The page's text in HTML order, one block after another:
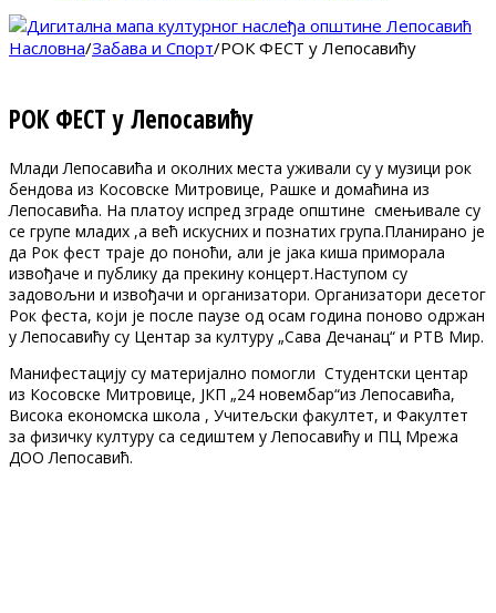
Насловна/Забава и Спорт/РОК ФЕСТ у Лепосавићу
РОК ФЕСТ у Лепосавићу
Млади Лепосавића и околних места уживали су у музици рок
бендова из Косовске Митровице, Рашке и домаћина из
Лепосавића. На платоу испред зграде општине смењивале су
се групе младих ,а већ искусних и познатих група.Планирано је
да Рок фест траје до поноћи, али је јака киша приморала
извођаче и публику да прекину концерт.Наступом су
задовољни и извођачи и организатори. Организатори десетог
Рок феста, који је после паузе од осам година поново одржан
у Лепосавићу су Центар за културу „Сава Дечанац“ и РТВ Мир.
Манифестацију су материјално помогли Студентски центар
из Косовске Митровице, ЈКП „24 новембар“из Лепосавића,
Висока економска школа , Учитељски факултет, и Факултет
за физичку културу са седиштем у Лепосавићу и ПЦ Мрежа
ДОО Лепосавић.